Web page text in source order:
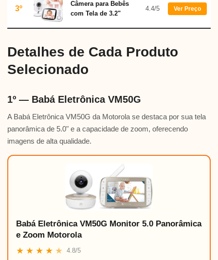
3º
Câmera para Bebês
com Tela de 3.2"
4.4/5 Ver Preço
Detalhes de Cada Produto
Selecionado
1º — Babá Eletrônica VM50G
A Babá Eletrônica VM50G da Motorola se destaca por sua tela
panorâmica de 5.0" e a capacidade de zoom, oferecendo
imagens de alta qualidade.
Babá Eletrônica VM50G Monitor 5.0 Panorâmica
e Zoom Motorola
★ ★ ★ ★ ★ 4.8/5